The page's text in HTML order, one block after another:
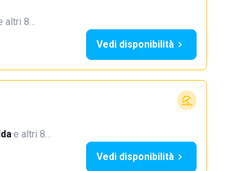
altri 8…
Vedi disponibilità
·e altri 8…
Vedi disponibilità